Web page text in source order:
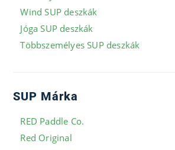
Wind SUP deszkák
Jóga SUP deszkák
Többszemélyes SUP deszkák
SUP Márka
RED Paddle Co.
Red Original